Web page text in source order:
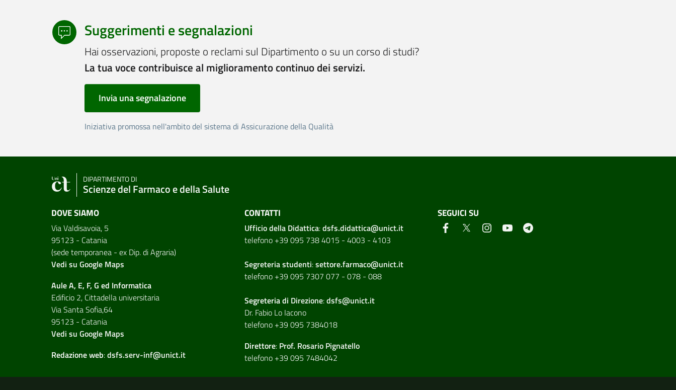
Suggerimenti e segnalazioni
Hai osservazioni, proposte o reclami sul Dipartimento o su un corso di studi?
La tua voce contribuisce al miglioramento continuo dei servizi.
Invia una segnalazione
Iniziativa promossa nell'ambito del sistema di Assicurazione della Qualità
DIPARTIMENTO DI
Scienze del Farmaco e della Salute
DOVE SIAMO
Via Valdisavoia, 5
95123 - Catania
(sede temporanea - ex Dip. di Agraria)
Vedi su Google Maps
Aule A, E, F, G ed Informatica
Edificio 2, Cittadella universitaria
Via Santa Sofia,64
95123 - Catania
Vedi su Google Maps
Redazione web:dsfs.serv-inf@unict.it
CONTATTI
Ufficio della Didattica:dsfs.didattica@unict.it
telefono +39 095 738 4015 - 4003 - 4103
Segreteria studenti:settore.farmaco@unict.it
telefono +39 095 7307 077 - 078 - 088
Segreteria di Direzione:dsfs@unict.it
Dr. Fabio Lo Iacono
telefono +39 095 7384018
Direttore: Prof. Rosario Pignatello
telefono +39 095 7484042
SEGUICI SU